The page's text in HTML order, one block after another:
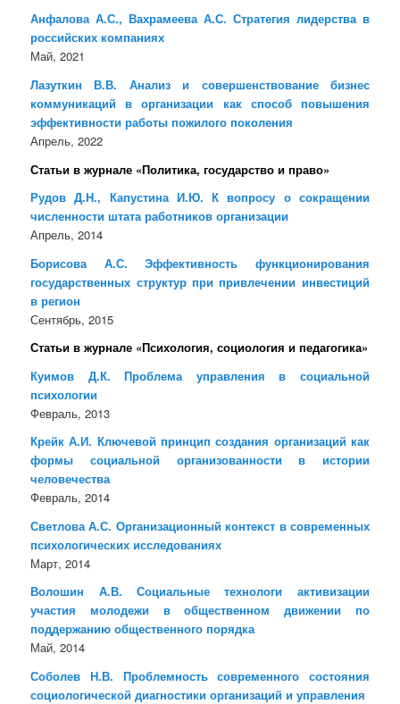
Анфалова А.С., Вахрамеева А.С. Стратегия лидерства в
российских компаниях
Май, 2021
Лазуткин В.В. Анализ и совершенствование бизнес
коммуникаций в организации как способ повышения
эффективности работы пожилого поколения
Апрель, 2022
Статьи в журнале «Политика, государство и право»
Рудов Д.Н., Капустина И.Ю. К вопросу о сокращении
численности штата работников организации
Апрель, 2014
Борисова А.С. Эффективность функционирования
государственных структур при привлечении инвестиций
в регион
Сентябрь, 2015
Статьи в журнале «Психология, социология и педагогика»
Куимов Д.К. Проблема управления в социальной
психологии
Февраль, 2013
Крейк А.И. Ключевой принцип создания организаций как
формы социальной организованности в истории
человечества
Февраль, 2014
Светлова А.С. Организационный контекст в современных
психологических исследованиях
Март, 2014
Волошин А.В. Социальные технологи активизации
участия молодежи в общественном движении по
поддержанию общественного порядка
Май, 2014
Соболев Н.В. Проблемность современного состояния
социологической диагностики организаций и управления